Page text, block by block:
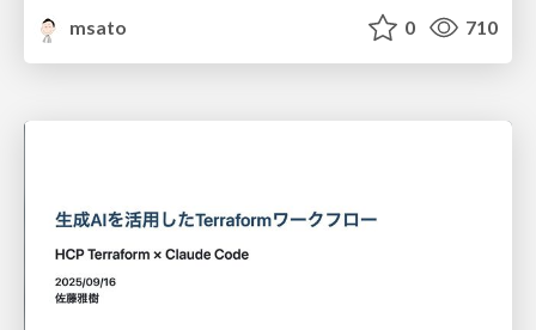
msato
0 710